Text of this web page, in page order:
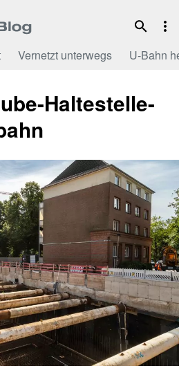
Vernetzt unterwegs U-Bahn
Haltestelle-